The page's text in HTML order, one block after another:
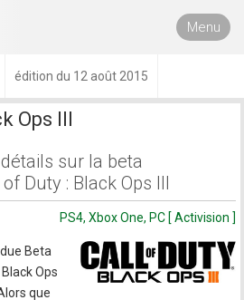
Menu
édition du 12 août 2015
Ops III
sur la beta
Duty : Black Ops III
PS4, Xbox One, PC [ Activision ]
Beta
Ops
que